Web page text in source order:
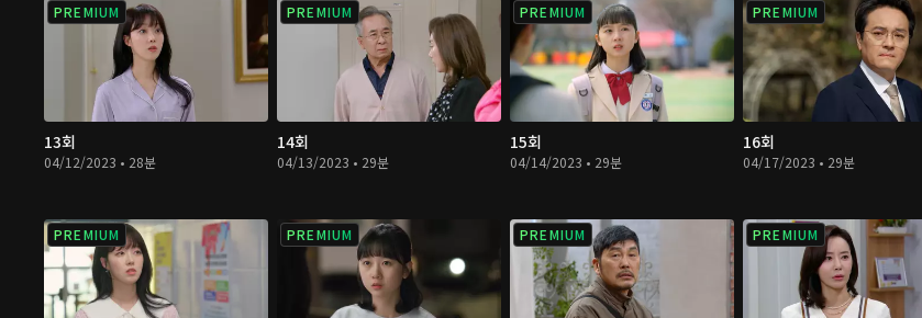
PREMIUM
13회
04/12/2023 • 28분
PREMIUM
14회
04/13/2023 • 29분
PREMIUM
15회
04/14/2023 • 29분
PREMIUM
16회
04/17/2023 • 29분
PREMIUM PREMIUM PREMIUM PREMIUM